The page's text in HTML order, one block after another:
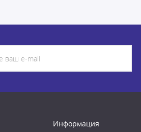
Информация